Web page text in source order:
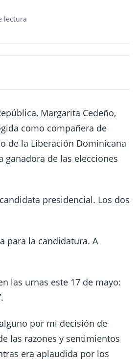
lectura
Margarita Cedeño,
como compañera de
de la Liberación Dominicana
ganadora de las elecciones
presidencial. Los dos
para la candidatura. A
las urnas este 17 de mayo:
por mi decisión de
las razones y sentimientos
era aplaudida por los